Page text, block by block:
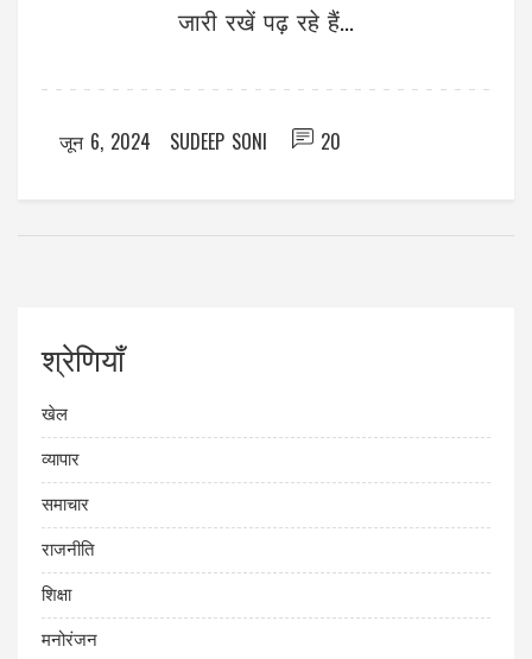
जारी रखें पढ़ रहे हैं...
जून 6, 2024 SUDEEP SONI 20
श्रेणियाँ
खेल
व्यापार
समाचार
राजनीति
शिक्षा
मनोरंजन